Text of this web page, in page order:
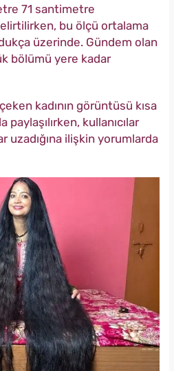
71 santimetre
bu ölçü ortalama
üzerinde. Gündem olan
bölümü yere kadar
kadının görüntüsü kısa
kullanıcılar
uzadığına ilişkin yorumlarda